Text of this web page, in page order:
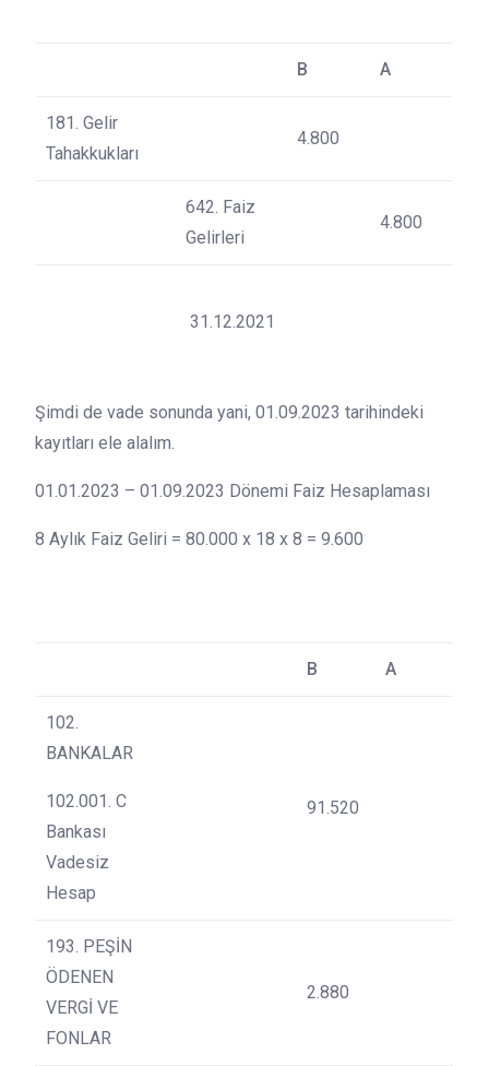
B A
181. Gelir
Tahakkukları
4.800
642. Faiz
Gelirleri
4.800
31.12.2021
Şimdi de vade sonunda yani, 01.09.2023 tarihindeki
kayıtları ele alalım.
01.01.2023 – 01.09.2023 Dönemi Faiz Hesaplaması
8 Aylık Faiz Geliri = 80.000 x 18 x 8 = 9.600
B A
102.
BANKALAR
102.001. C
Bankası
Vadesiz
Hesap
91.520
193. PEŞİN
ÖDENEN
VERGİ VE
FONLAR
2.880